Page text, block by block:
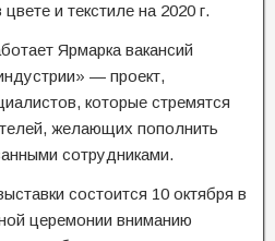
и текстиле на 2020 г.
Ярмарка вакансий
— проект,
которые стремятся
желающих пополнить
сотрудниками.
состоится 10 октября в
церемонии вниманию